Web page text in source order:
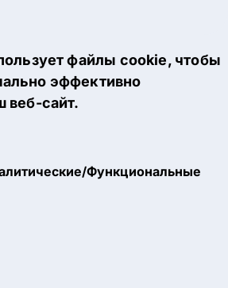
файлы cookie, чтобы
эффективно
веб-сайт.
Функциональные